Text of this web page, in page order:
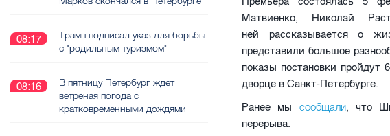
Матвиенко, Николай
ней рассказывается о
представили большое
показы постановки
дворце в Санкт-Петербурге.
Ранее мы сообщали, что
перерыва.
08:17
Трамп подписал указ для борьбы
с "родильным туризмом"
08:16
В пятницу Петербург ждет
ветреная погода с
кратковременными дождями